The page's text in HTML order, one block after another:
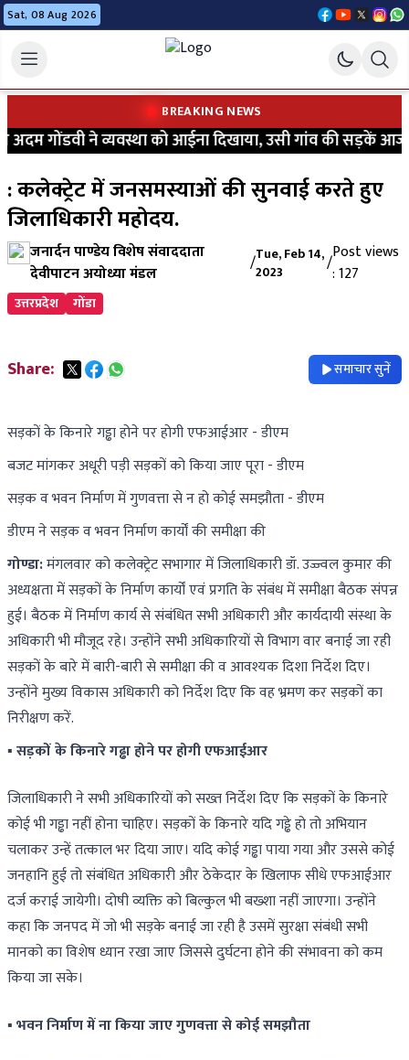
Sat, 08 Aug 2026
BREAKING NEWS
गोंडवी ने व्यवस्था को आईना दिखाया, उसी गांव की सड़कें आज
: कलेक्ट्रेट में जनसमस्याओं की सुनवाई करते हुए
जिलाधिकारी महोदय.
जनार्दन पाण्डेय विशेष संवाददाता
देवीपाटन अयोध्या मंडल
/Tue, Feb 14,
2023
/Post views
: 127
उत्तरप्रदेश गोंडा
Share: समाचार सुनें
सड़कों के किनारे गड्ढा होने पर होगी एफआईआर - डीएम
बजट मांगकर अधूरी पड़ी सड़कों को किया जाए पूरा - डीएम
सड़क व भवन निर्माण में गुणवत्ता से न हो कोई समझौता - डीएम
डीएम ने सड़क व भवन निर्माण कार्यों की समीक्षा की
गोण्डा:मंगलवार को कलेक्ट्रेट सभागार में जिलाधिकारी डॉ. उज्ज्वल कुमार की
अध्यक्षता में सड़कों के निर्माण कार्यों एवं प्रगति के संबंध में समीक्षा बैठक संपन्न
हुई। बैठक में निर्माण कार्य से संबंधित सभी अधिकारी और कार्यदायी संस्था के
अधिकारी भी मौजूद रहे। उन्होंने सभी अधिकारियों से विभाग वार बनाई जा रही
सड़कों के बारे में बारी-बारी से समीक्षा की व आवश्यक दिशा निर्देश दिए।
उन्होंने मुख्य विकास अधिकारी को निर्देश दिए कि वह भ्रमण कर सड़कों का
निरीक्षण करें.
▪️ सड़कों के किनारे गढ्ढा होने पर होगी एफआईआर
जिलाधिकारी ने सभी अधिकारियों को सख्त निर्देश दिए कि सड़कों के किनारे
कोई भी गड्ढा नहीं होना चाहिए। सड़कों के किनारे यदि गड्ढे हो तो अभियान
चलाकर उन्हें तत्काल भर दिया जाए। यदि कोई गड्ढा पाया गया और उससे कोई
जनहानि हुई तो संबंधित अधिकारी और ठेकेदार के खिलाफ सीधे एफआईआर
दर्ज कराई जायेगी। दोषी व्यक्ति को बिल्कुल भी बख्शा नहीं जाएगा। उन्होंने
कहा कि जनपद में जो भी सड़के बनाई जा रही है उसमें सुरक्षा संबंधी सभी
मानको का विशेष ध्यान रखा जाए जिससे दुर्घटना होने की संभावना को कम
किया जा सके।
▪️ भवन निर्माण में ना किया जाए गुणवत्ता से कोई समझौता